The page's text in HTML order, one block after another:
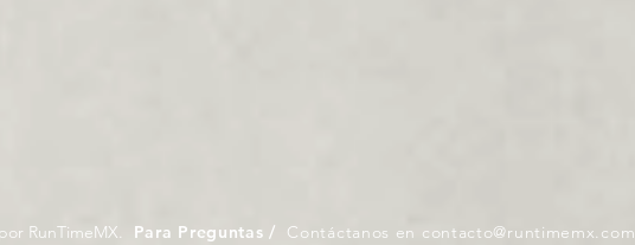
RunTimeMX. Para Preguntas / Contáctanos en contacto@runtimemx.com